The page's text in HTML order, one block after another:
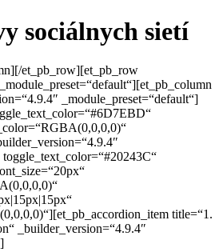
sociálnych sietí
et_pb_row][et_pb_row
_module_preset=“default“]
toggle_text_color=“#20243C“
title=“1.
_builder_version=“4.9.4″